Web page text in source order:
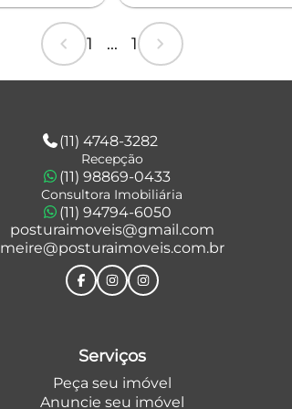
chevron_left 1 ... 1 chevron_right
(11) 4748-3282
Recepção
(11) 98869-0433
Consultora Imobiliária
(11) 94794-6050
posturaimoveis@gmail.com
meire@posturaimoveis.com.br
Serviços
Peça seu imóvel
Anuncie seu imóvel